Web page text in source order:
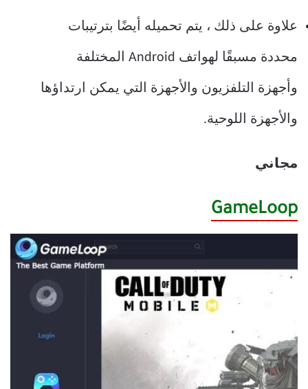
علاوة على ذلك ، يتم تحميله أيضًا بترتيبات
محددة مسبقًا لهواتف Android المختلفة
وأجهزة التلفزيون والأجهزة التي يمكن ارتداؤها
والأجهزة اللوحية.
مجاني
GameLoop